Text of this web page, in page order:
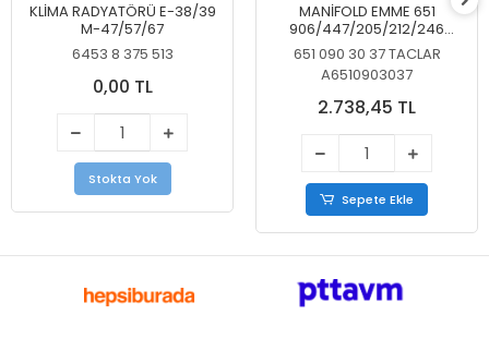
KLİMA RADYATÖRÜ E-38/39
M-47/57/67
6453 8 375 513
0,00 TL
Stokta Yok
MANİFOLD EMME 651
906/447/205/212/246
KELEBEKSİZ
651 090 30 37 TACLAR
A6510903037
2.738,45 TL
Sepete Ekle